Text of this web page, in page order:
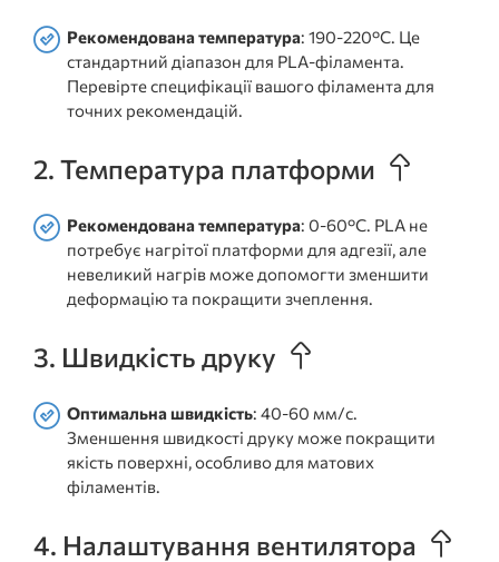
Рекомендована температура: 190-220°C. Це
стандартний діапазон для PLA-філамента.
Перевірте специфікації вашого філамента для
точних рекомендацій.
2. Температура платформи
Рекомендована температура: 0-60°C. PLA не
потребує нагрітої платформи для адгезії, але
невеликий нагрів може допомогти зменшити
деформацію та покращити зчеплення.
3. Швидкість друку
Оптимальна швидкість: 40-60 мм/с.
Зменшення швидкості друку може покращити
якість поверхні, особливо для матових
філаментів.
4. Налаштування вентилятора